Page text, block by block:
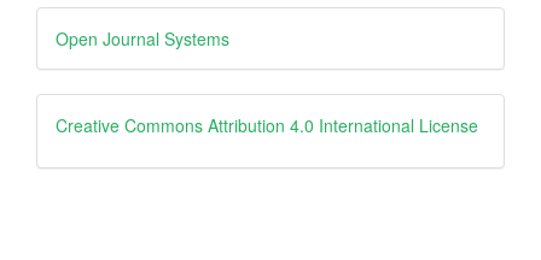
Developed
By
Open Journal Systems
Creative
Creative Commons Attribution 4.0 International License